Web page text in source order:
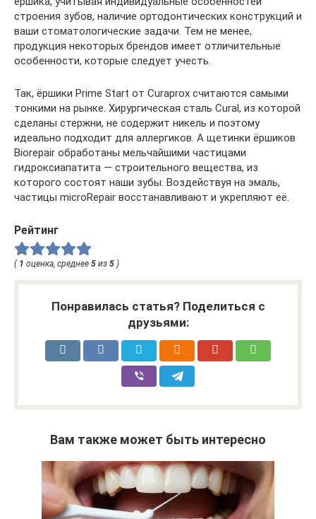
строения зубов, наличие ортодонтических конструкций и
ваши стоматологические задачи. Тем не менее,
продукция некоторых брендов имеет отличительные
особенности, которые следует учесть.
Так, ёршики Prime Start от Curaprox считаются самыми
тонкими на рынке. Хирургическая сталь Cural, из которой
сделаны стержни, не содержит никель и поэтому
идеально подходит для аллергиков. А щетинки ёршиков
Biorepair обработаны мельчайшими частицами
гидроксиапатита — строительного вещества, из
которого состоят наши зубы. Воздействуя на эмаль,
частицы microRepair восстанавливают и укрепляют её.
Рейтинг
( 1 оценка, среднее 5 из 5 )
Понравилась статья? Поделиться с
друзьями:
Вам также может быть интересно